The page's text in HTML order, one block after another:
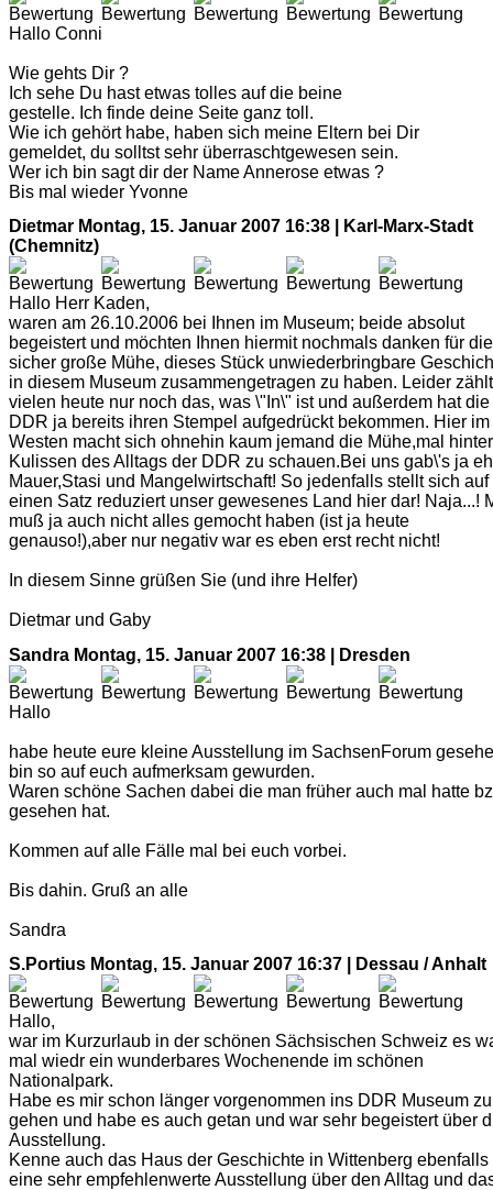
Hallo Conni
Wie gehts Dir ?
Ich sehe Du hast etwas tolles auf die beine
gestelle. Ich finde deine Seite ganz toll.
Wie ich gehört habe, haben sich meine Eltern bei Dir
gemeldet, du solltst sehr überraschtgewesen sein.
Wer ich bin sagt dir der Name Annerose etwas ?
Bis mal wieder Yvonne
Dietmar Montag, 15. Januar 2007 16:38 | Karl-Marx-Stadt
(Chemnitz)
Hallo Herr Kaden,
waren am 26.10.2006 bei Ihnen im Museum; beide absolut
begeistert und möchten Ihnen hiermit nochmals danken für die
sicher große Mühe, dieses Stück unwiederbringbare
in diesem Museum zusammengetragen zu haben. Leider
vielen heute nur noch das, was \"In\" ist und außerdem hat die
DDR ja bereits ihren Stempel aufgedrückt bekommen. Hier im
Westen macht sich ohnehin kaum jemand die Mühe,mal
Kulissen des Alltags der DDR zu schauen.Bei uns gab\'s ja
Mauer,Stasi und Mangelwirtschaft! So jedenfalls stellt sich auf
einen Satz reduziert unser gewesenes Land hier dar! Naja...!
muß ja auch nicht alles gemocht haben (ist ja heute
genauso!),aber nur negativ war es eben erst recht nicht!
In diesem Sinne grüßen Sie (und ihre Helfer)
Dietmar und Gaby
Sandra Montag, 15. Januar 2007 16:38 | Dresden
Hallo
habe heute eure kleine Ausstellung im SachsenForum
bin so auf euch aufmerksam gewurden.
Waren schöne Sachen dabei die man früher auch mal hatte
gesehen hat.
Kommen auf alle Fälle mal bei euch vorbei.
Bis dahin. Gruß an alle
Sandra
S.Portius Montag, 15. Januar 2007 16:37 | Dessau / Anhalt
Hallo,
war im Kurzurlaub in der schönen Sächsischen Schweiz es
mal wiedr ein wunderbares Wochenende im schönen
Nationalpark.
Habe es mir schon länger vorgenommen ins DDR Museum zu
gehen und habe es auch getan und war sehr begeistert über
Ausstellung.
Kenne auch das Haus der Geschichte in Wittenberg ebenfalls
eine sehr empfehlenwerte Ausstellung über den Alltag und